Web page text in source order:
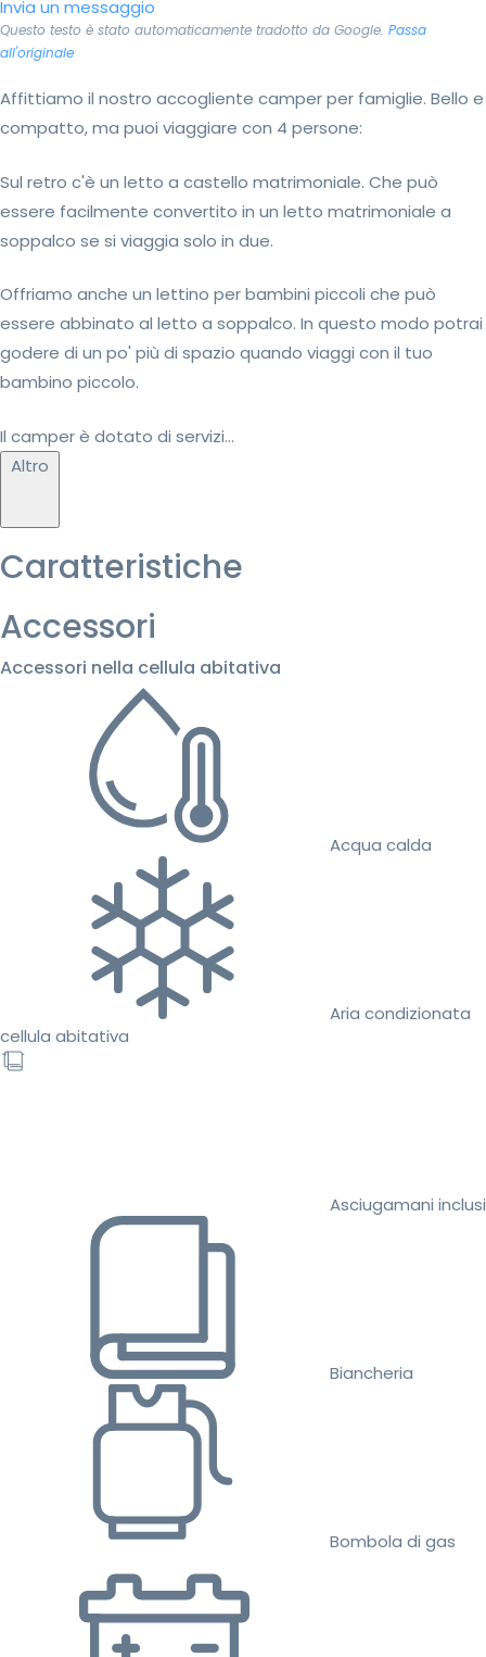
Invia un messaggio
Questo testo è stato automaticamente tradotto da Google. Passa
all'originale
Affittiamo il nostro accogliente camper per famiglie. Bello e
compatto, ma puoi viaggiare con 4 persone:
Sul retro c'è un letto a castello matrimoniale. Che può
essere facilmente convertito in un letto matrimoniale a
soppalco se si viaggia solo in due.
Offriamo anche un lettino per bambini piccoli che può
essere abbinato al letto a soppalco. In questo modo potrai
godere di un po' più di spazio quando viaggi con il tuo
bambino piccolo.
Il camper è dotato di servizi...
Altro
Caratteristiche
Accessori
Accessori nella cellula abitativa
Acqua calda
Aria condizionata
cellula abitativa
Asciugamani inclusi
Biancheria
Bombola di gas